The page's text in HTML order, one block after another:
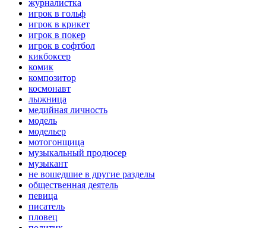
журналистка
игрок в гольф
игрок в крикет
игрок в покер
игрок в софтбол
кикбоксер
комик
композитор
космонавт
лыжница
медийная личность
модель
модельер
мотогонщица
музыкальный продюсер
музыкант
не вошедшие в другие разделы
общественная деятель
певица
писатель
пловец